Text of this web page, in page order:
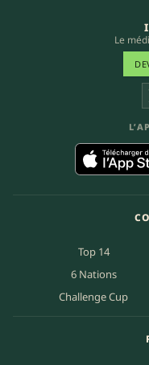
Le
Top 14
6 Nations
Challenge Cup